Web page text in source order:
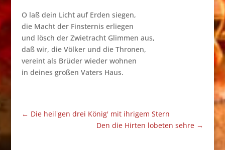
O laß dein Licht auf Erden siegen,
die Macht der Finsternis erliegen
und lösch der Zwietracht Glimmen aus,
daß wir, die Völker und die Thronen,
vereint als Brüder wieder wohnen
in deines großen Vaters Haus.
← Die heil'gen drei König' mit ihrigem Stern
Den die Hirten lobeten sehre →